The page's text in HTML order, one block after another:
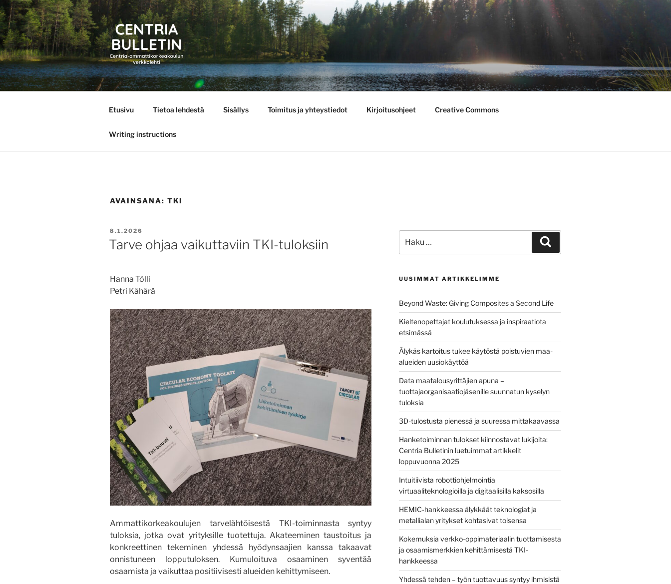
Siirry
sisältöön
CENTRIA BULLETIN
Etusivu Tietoa lehdestä Sisällys Toimitus ja yhteystiedot Kirjoitusohjeet Creative Commons
Writing instructions
AVAINSANA: TKI
JULKAISTU
8.1.2026
Tarve ohjaa vaikuttaviin TKI-tuloksiin
Hanna Tölli
Petri Kähärä
Ammattikorkeakoulujen tarvelähtöisestä TKI-toiminnasta syntyy
tuloksia, jotka ovat yrityksille tuotettuja. Akateeminen taustoitus ja
konkreettinen tekeminen yhdessä hyödynsaajien kanssa takaavat
onnistuneen lopputuloksen. Kumuloituva osaaminen syventää
osaamista ja vaikuttaa positiivisesti alueiden kehittymiseen.
UUSIMMAT ARTIKKELIMME
Beyond Waste: Giving Composites a Second Life
Kieltenopettajat koulutuksessa ja inspiraatiota
etsimässä
Älykäs kartoitus tukee käytöstä poistuvien maa-
alueiden uusiokäyttöä
Data maatalousyrittäjien apuna –
tuottajaorganisaatiojäsenille suunnatun kyselyn
tuloksia
3D-tulostusta pienessä ja suuressa mittakaavassa
Hanketoiminnan tulokset kiinnostavat lukijoita:
Centria Bulletinin luetuimmat artikkelit
loppuvuonna 2025
Intuitiivista robottiohjelmointia
virtuaaliteknologioilla ja digitaalisilla kaksosilla
HEMIC-hankkeessa älykkäät teknologiat ja
metallialan yritykset kohtasivat toisensa
Kokemuksia verkko-oppimateriaalin tuottamisesta
ja osaamismerkkien kehittämisestä TKI-
hankkeessa
Yhdessä tehden – työn tuottavuus syntyy ihmisistä